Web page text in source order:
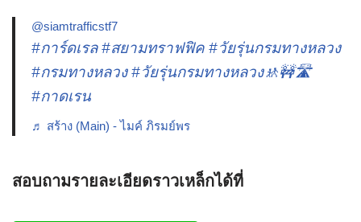
@siamtrafficstf7
#การ์ดเรล #สยามทราฟฟิค #วัยรุ่นกรมทางหลวง
#กรมทางหลวง #วัยรุ่นกรมทางหลวง🚸🚧🛣️
#กาดเรน
♬ สร้าง (Main) - ไมค์ ภิรมย์พร
สอบถามรายละเอียดราวเหล็กได้ที่